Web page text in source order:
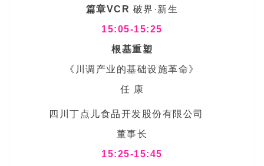
篇章VCR 破界·新生
15:05-15:25
根基重塑
《川调产业的基础设施革命》
任 康
四川丁点儿食品开发股份有限公司
董事长
15:25-15:45